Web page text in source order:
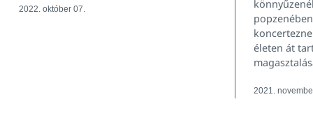
2022. október 07.
életen át
2021.